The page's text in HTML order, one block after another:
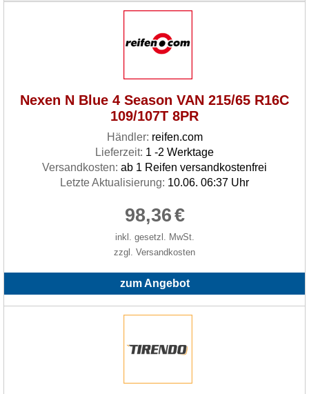
Nexen N Blue 4 Season VAN 215/65 R16C
109/107T 8PR
Händler: reifen.com
Lieferzeit: 1 -2 Werktage
Versandkosten: ab 1 Reifen versandkostenfrei
Letzte Aktualisierung: 10.06. 06:37 Uhr
98,36€
inkl. gesetzl. MwSt.
zzgl. Versandkosten
zum Angebot